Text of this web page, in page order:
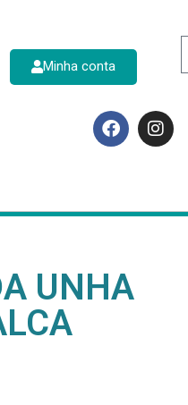
Minha conta
UNHA